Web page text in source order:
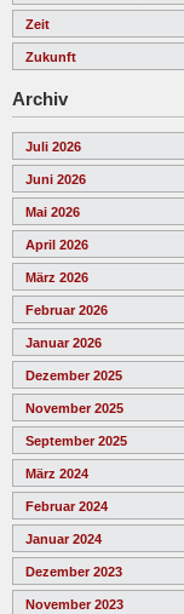
Zeit
Zukunft
Archiv
Juli 2026
Juni 2026
Mai 2026
April 2026
März 2026
Februar 2026
Januar 2026
Dezember 2025
November 2025
September 2025
März 2024
Februar 2024
Januar 2024
Dezember 2023
November 2023